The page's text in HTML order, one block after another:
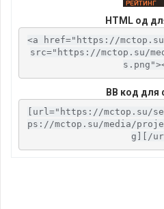
HTML од
<a href="https://
src="https://mctop.su/
BB код для
[url="https://mctop.su/
ps://mctop.su/media/
g][/